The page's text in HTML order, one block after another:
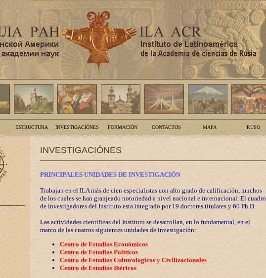
ESTRUCTURA INVESTIGACIÓNES FORMACIÓN CONTACTOS MAPA RUSO
INVESTIGACIÓNES
PRINCIPALES UNIDADES DE INVESTIGACIÓN
Trabajan en el ILA más de cien especialistas con alto grado de calificación, muchos
de los cuales se han granjeado notoriedad a nivel nacional e internacional. El cuadro
de investigadores del Instituto esta integrado por 19 doctores titulares y 60 Ph.D.
Las actividades científicas del Instituto se desarrollan, en lo fundamental, en el
marco de las cuatros siguientes unidades de investigación:
Centro de Estudios Económicos
Centro de Estudios Políticos
Centro de Estudios Culturologicos y Civilizacionales
Centro de Estudios Ibéricos